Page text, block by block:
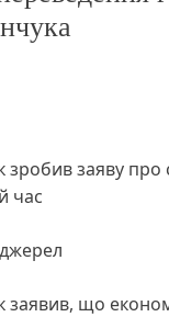
зробив заяву про
час
заявив, що